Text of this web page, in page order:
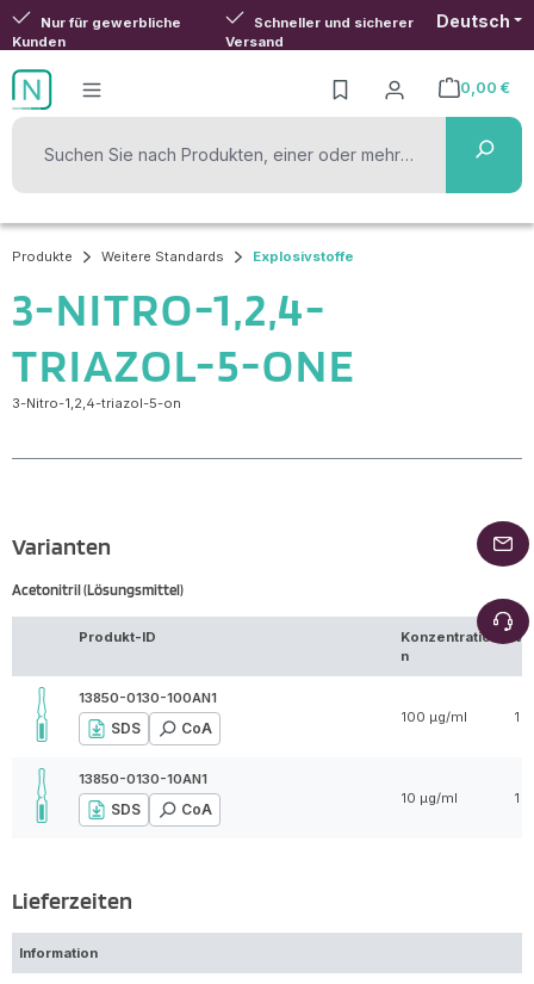
Zum Hauptinhalt springen
Nur für gewerbliche
Kunden
Schneller und sicherer
Versand
Deutsch
0,00 €
Warenkorb
Produkte Weitere Standards Explosivstoffe
3-NITRO-1,2,4-
TRIAZOL-5-ONE
3-Nitro-1,2,4-triazol-5-on
Varianten
Acetonitril (Lösungsmittel)
Produkt-ID
Konzentratio
n
13850-0130-100AN1
SDS CoA
100 µg/ml 1
13850-0130-10AN1
SDS CoA
10 µg/ml 1
Lieferzeiten
Information